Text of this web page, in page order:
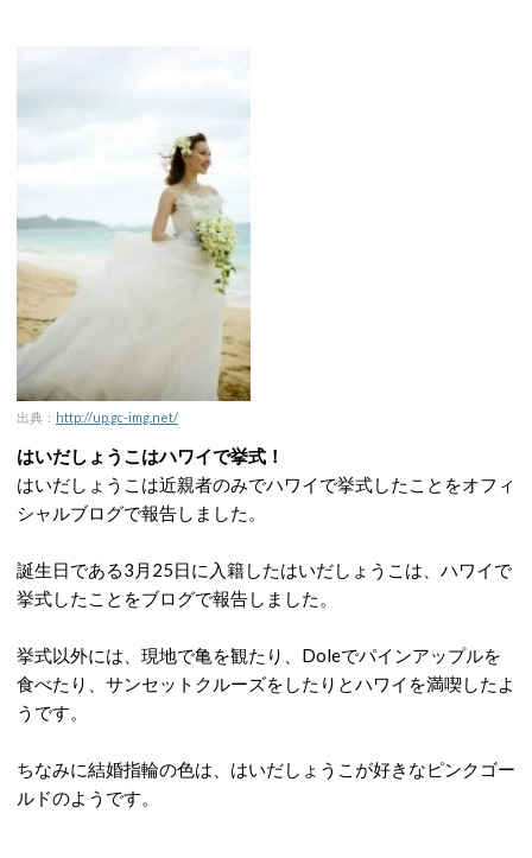
出典： http://up.gc-img.net/
はいだしょうこはハワイで挙式！
はいだしょうこは近親者のみでハワイで挙式したことをオフィ
シャルブログで報告しました。
誕生日である3月25日に入籍したはいだしょうこは、ハワイで
挙式したことをブログで報告しました。
挙式以外には、現地で亀を観たり、Doleでパインアップルを
食べたり、サンセットクルーズをしたりとハワイを満喫したよ
うです。
ちなみに結婚指輪の色は、はいだしょうこが好きなピンクゴー
ルドのようです。